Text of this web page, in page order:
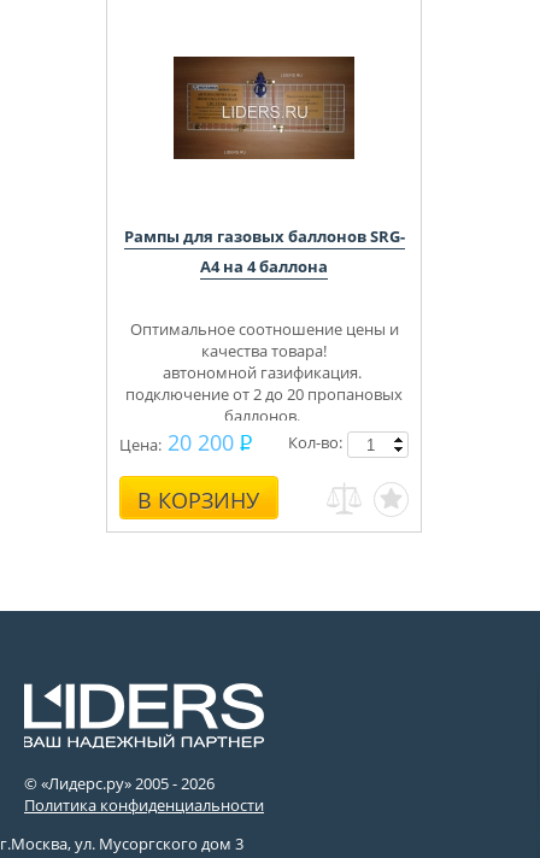
Рампы для газовых баллонов SRG-
А4 на 4 баллона
Оптимальное соотношение цены и
качества товара!
автономной газификация.
подключение от 2 до 20 пропановых
баллонов.
Укомплектуем под ключ.
Консультации, монтаж.
Цена: 20 200
В КОРЗИНУ
Кол-во:
© «Лидерс.ру» 2005 -2026
Политика конфиденциальности
г.Москва, ул. Мусоргского дом 3